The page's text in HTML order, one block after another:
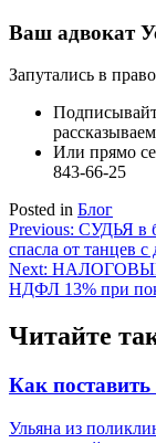
Ваш адвокат
Запутались в
Или прямо
843-66-25
Posted in Блог
Навигация
по
записям
Previous: СУДЬЯ в
спасла от танцев
Next: НАЛОГОВЫЙ
НДФЛ 13% при
Читайте
Как
Ульяна из